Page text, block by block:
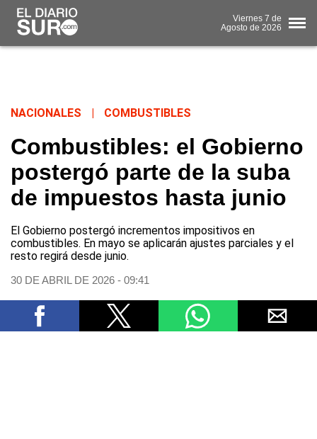
Viernes 7 de
Agosto de 2026
NACIONALES COMBUSTIBLES
Combustibles: el Gobierno
postergó parte de la suba
de impuestos hasta junio
El Gobierno postergó incrementos impositivos en
combustibles. En mayo se aplicarán ajustes parciales y el
resto regirá desde junio.
30 DE ABRIL DE 2026 - 09:41